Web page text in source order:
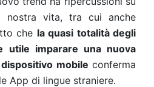
vita, tra cui anche
che la quasi totalità degli
utile imparare una nuova
mobile conferma
App di lingue straniere.